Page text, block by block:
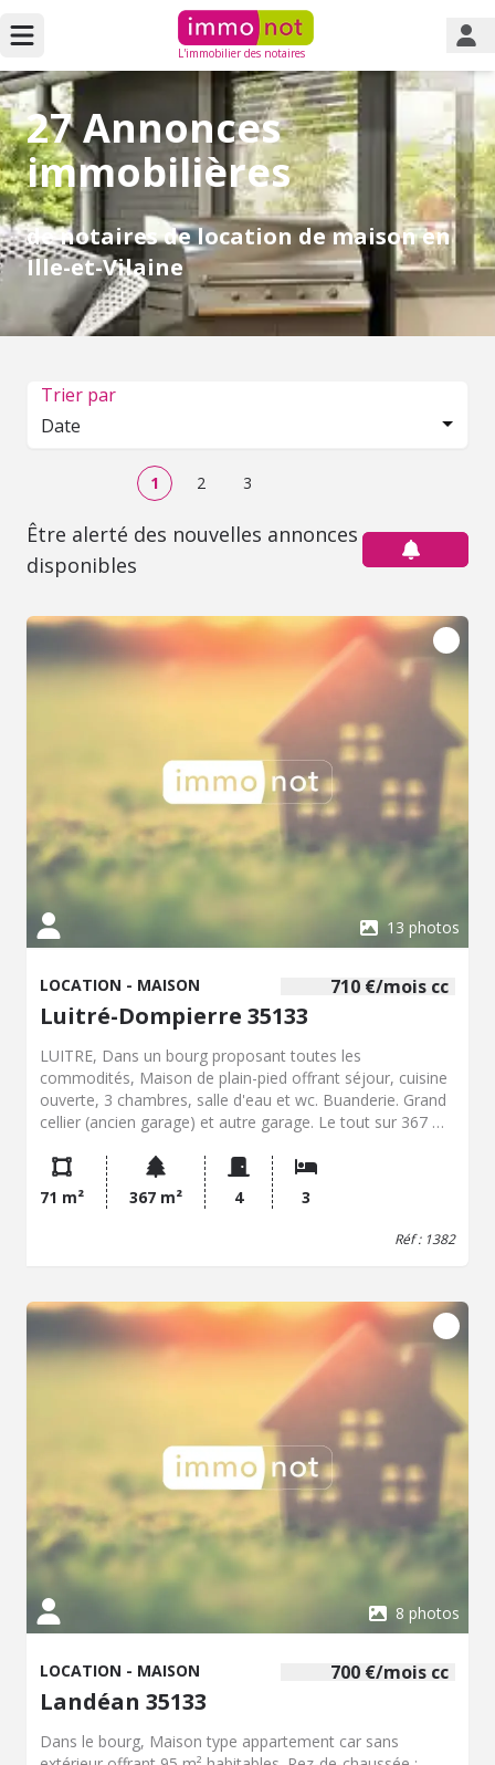
L'immobilier des notaires
27 Annonces
immobilières
de notaires de location de maison en
Ille-et-Vilaine
Trier par
Date
1 2 3
Être alerté des nouvelles annonces
disponibles
13 photos
710 €/mois cc
LOCATION - MAISON
Luitré-Dompierre 35133
LUITRE, Dans un bourg proposant toutes les
commodités, Maison de plain-pied offrant séjour, cuisine
ouverte, 3 chambres, salle d'eau et wc. Buanderie. Grand
cellier (ancien garage) et autre garage. Le tout sur 367 m²
71 m² 367 m² 4 3
Réf : 1382
8 photos
700 €/mois cc
LOCATION - MAISON
Landéan 35133
Dans le bourg, Maison type appartement car sans